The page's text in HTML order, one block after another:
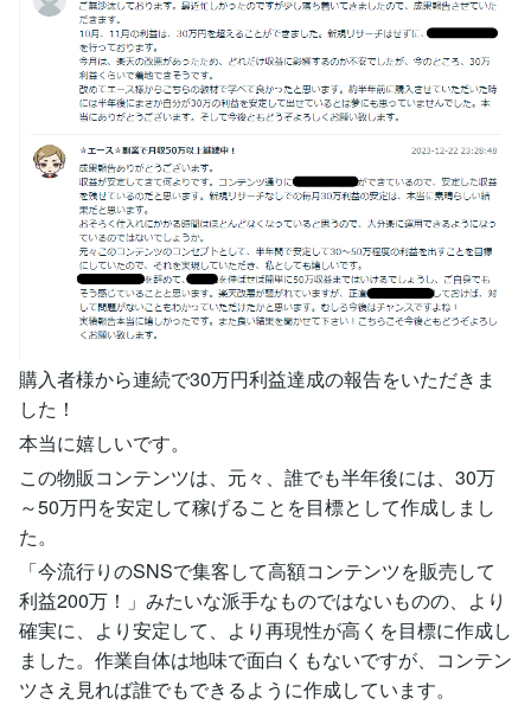
購入者様から連続で30万円利益達成の報告をいただきま
した！
本当に嬉しいです。
この物販コンテンツは、元々、誰でも半年後には、30万
～50万円を安定して稼げることを目標として作成しまし
た。
「今流行りのSNSで集客して高額コンテンツを販売して
利益200万！」みたいな派手なものではないものの、より
確実に、より安定して、より再現性が高くを目標に作成し
ました。作業自体は地味で面白くもないですが、コンテン
ツさえ見れば誰でもできるように作成しています。